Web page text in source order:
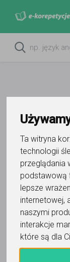
Ta witryna
technologii
przeglądania
podstawową
lepsze
internetowej,
naszymi
interakcje
które są dla
Natalia